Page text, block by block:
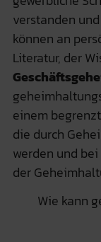
verstanden
können an
Literatur, der
einem
die durch
werden und
der
Wie kann